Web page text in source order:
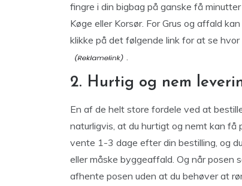
fingre i din bigbag på ganske få
Køge eller Korsør. For Grus og affald
klikke på det følgende link for at se
.
2. Hurtig og nem
En af de helt store fordele ved at
naturligvis, at du hurtigt og nemt kan få
vente 1-3 dage efter din bestilling, og
eller måske byggeaffald. Og når posen
afhente posen uden at du behøver at